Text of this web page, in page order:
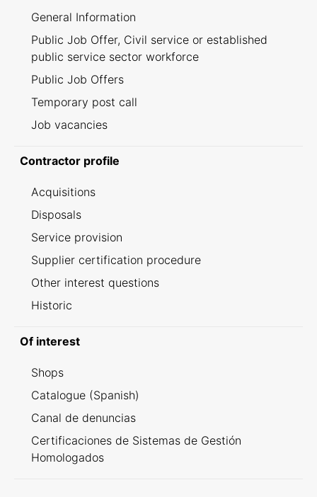
General Information
Public Job Offer, Civil service or established
public service sector workforce
Public Job Offers
Temporary post call
Job vacancies
Contractor profile
Acquisitions
Disposals
Service provision
Supplier certification procedure
Other interest questions
Historic
Of interest
Shops
Catalogue (Spanish)
Canal de denuncias
Certificaciones de Sistemas de Gestión
Homologados